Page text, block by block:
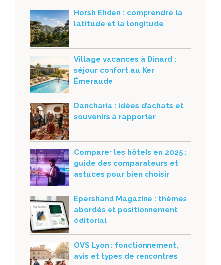
Horsh Ehden : comprendre la
latitude et la longitude
Village vacances à Dinard :
séjour confort au Ker
Émeraude
Dancharia : idées d’achats et
souvenirs à rapporter
Comparer les hôtels en 2025 :
guide des comparateurs et
astuces pour bien choisir
Epershand Magazine : thèmes
abordés et positionnement
éditorial
OVS Lyon : fonctionnement,
avis et types de rencontres